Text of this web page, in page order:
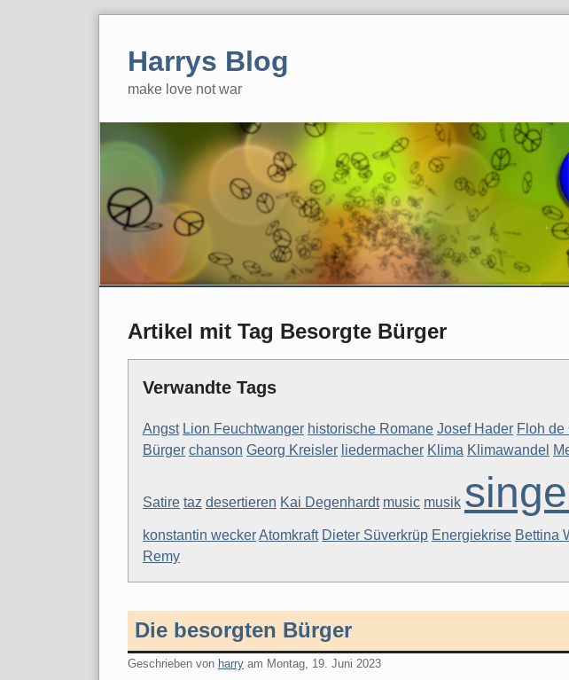
Harrys Blog
make love not war
Artikel mit Tag Besorgte Bürger
Verwandte Tags
Angst Lion Feuchtwanger historische Romane Josef Hader Floh de
Bürger chanson Georg Kreisler liedermacher Klima Klimawandel
Satire taz desertieren Kai Degenhardt music musik
konstantin weckerAtomkraft Dieter Süverkrüp Energiekrise Bettina
Remy
Die besorgten Bürger
Geschrieben von harry am Montag, 19. Juni 2023